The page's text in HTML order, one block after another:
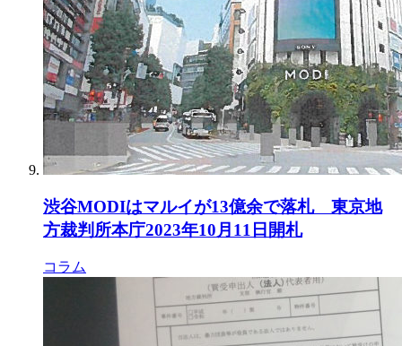
渋谷MODIはマルイが13億余で落札 東京地
方裁判所本庁2023年10月11日開札
コラム